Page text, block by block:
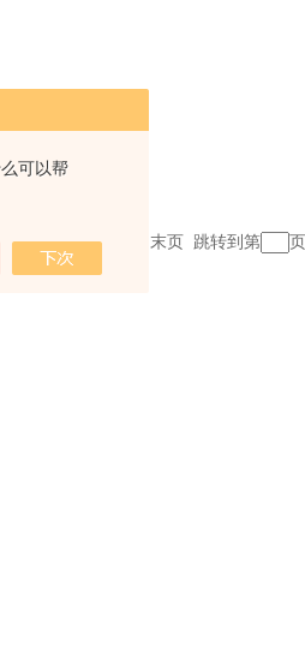
可以帮
页 上一页 下一页 末页 跳转到第 页